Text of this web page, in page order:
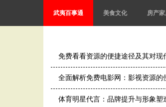
武夷百事通 美食文化 房产
免费看看资源的便捷途径及其对现
全面解析免费电影网：影视资源
体育明星代言：品牌提升与形象塑